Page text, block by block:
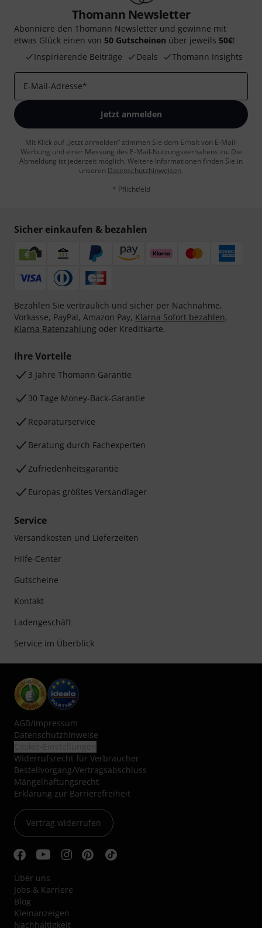
Thomann Newsletter
Abonniere den Thomann Newsletter und gewinne mit
etwas Glück einen von 50 Gutscheinen über jeweils 50€!
Inspirierende Beiträge
Deals Thomann Insights
E-Mail-Adresse*
Jetzt anmelden
Mit Klick auf „Jetzt anmelden“ stimmen Sie dem Erhalt von E-Mail-
Werbung und einer Messung des E-Mail-Nutzungsverhaltens zu. Die
Abmeldung ist jederzeit möglich. Weitere Informationen finden Sie in
unseren Datenschutzhinweisen.
* Pflichtfeld
Sicher einkaufen & bezahlen
Bezahlen Sie vertraulich und sicher per Nachnahme,
Vorkasse, PayPal, Amazon Pay, Klarna Sofort bezahlen,
Klarna Ratenzahlung oder Kreditkarte.
Ihre Vorteile
3 Jahre Thomann Garantie
30 Tage Money-Back-Garantie
Reparaturservice
Beratung durch Fachexperten
Zufriedenheitsgarantie
Europas größtes Versandlager
Service
Versandkosten und Lieferzeiten
Hilfe-Center
Gutscheine
Kontakt
Ladengeschäft
Service im Überblick
AGB/Impressum
Datenschutzhinweise
Widerrufsrecht für Verbraucher
Bestellvorgang/Vertragsabschluss
Mängelhaftungsrecht
Erklärung zur Barrierefreiheit
Vertrag widerrufen
Über uns
Jobs & Karriere
Blog
Kleinanzeigen
Nachhaltigkeit